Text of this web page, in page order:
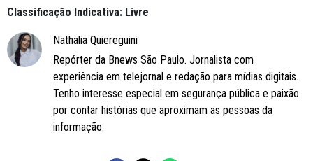
Classificação Indicativa: Livre
Nathalia Quiereguini
Repórter da Bnews São Paulo. Jornalista com
experiência em telejornal e redação para mídias digitais.
Tenho interesse especial em segurança pública e paixão
por contar histórias que aproximam as pessoas da
informação.